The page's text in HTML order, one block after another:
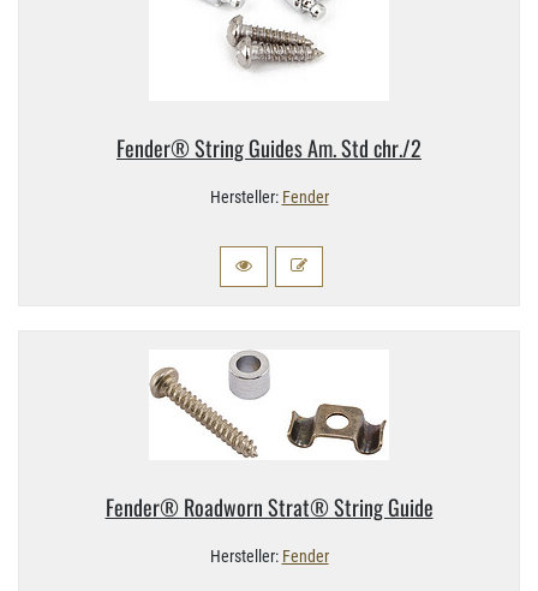
Fender® String Guides Am. Std chr.​/2
Hersteller: Fender
Fender® Roadworn Strat® String Guide
Hersteller: Fender